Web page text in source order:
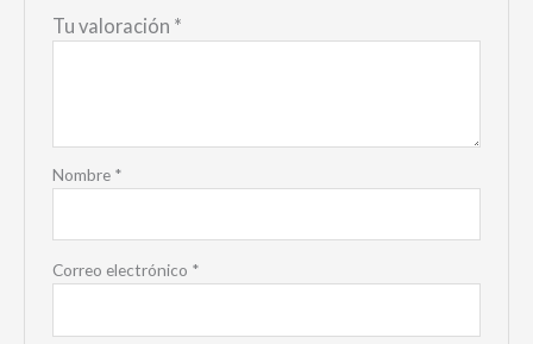
Tu valoración *
Nombre *
Correo electrónico *